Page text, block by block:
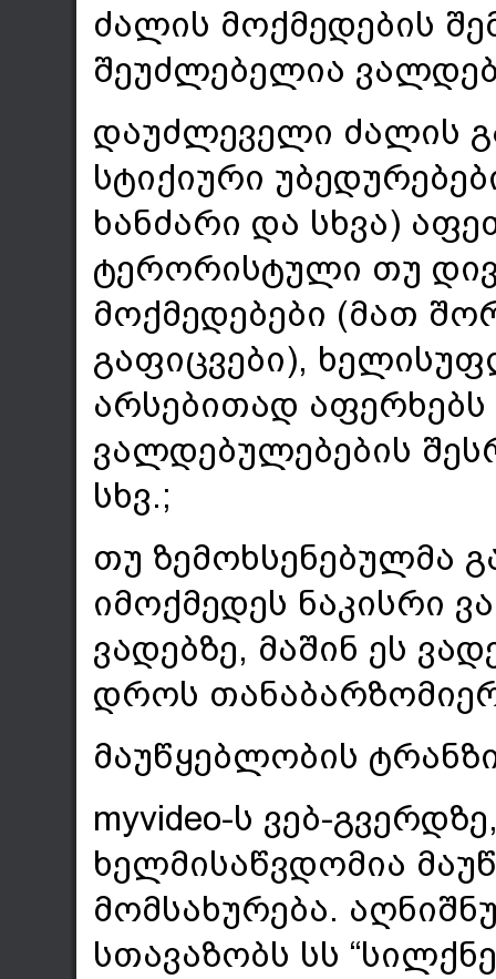
ძალის მოქმედების
შეუძლებელია
დაუძლეველი ძალის
სტიქიური
ხანძარი და სხვა)
ტერორისტული თუ
მოქმედებები (მათ
გაფიცვები),
არსებითად აფერხებს
ვალდებულებების
სხვ.;
თუ ზემოხსენებულმა
იმოქმედეს ნაკისრი
ვადებზე, მაშინ ეს
დროს
მაუწყებლობის
myvideo-ს ვებ-
ხელმისაწვდომია
მომსახურება.
სთავაზობს სს